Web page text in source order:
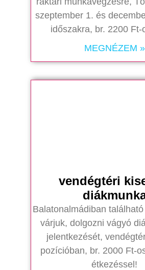
szeptember 1. és
időszakra, br. 2200 Ft-
MEGNÉZEM »
vendégtéri
Balatonalmádiban
várjuk, dolgozni vágyó
jelentkezését,
pozícióban, br. 2000 Ft-
étkezéssel!